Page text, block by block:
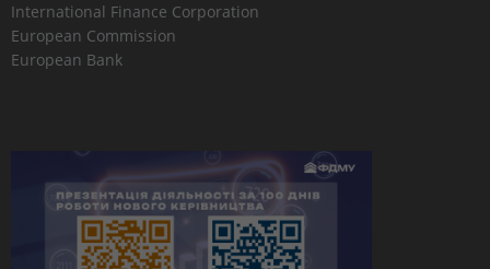
International Finance Corporation
European Commission
European Bank